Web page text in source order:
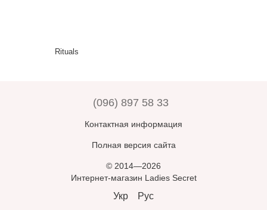
Rituals
(096) 897 58 33
Контактная информация
Полная версия сайта
© 2014—2026
Интернет-магазин Ladies Secret
Укр Рус